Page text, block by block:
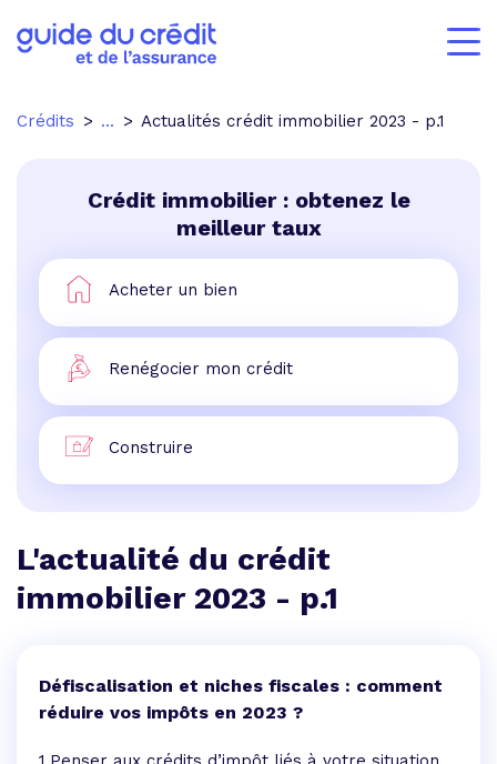
Crédits ... Actualités crédit immobilier 2023 - p.1
Crédit immobilier : obtenez le
meilleur taux
Acheter un bien
Renégocier mon crédit
Construire
L'actualité du crédit
immobilier 2023 - p.1
Défiscalisation et niches fiscales : comment
réduire vos impôts en 2023 ?